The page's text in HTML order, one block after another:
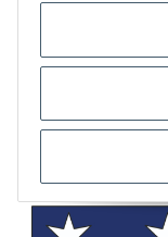
VFB Grün-Weiß